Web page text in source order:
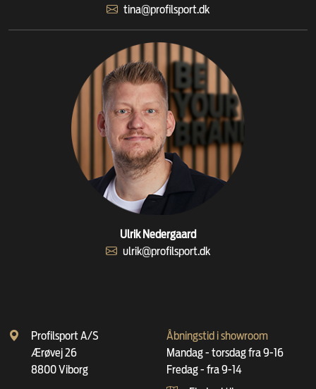
tina@profilsport.dk
Ulrik Nedergaard
ulrik@profilsport.dk
Profilsport A/S
Ærøvej 26
8800 Viborg
Åbningstid i showroom
Mandag - torsdag fra 9-16
Fredag - fra 9-14